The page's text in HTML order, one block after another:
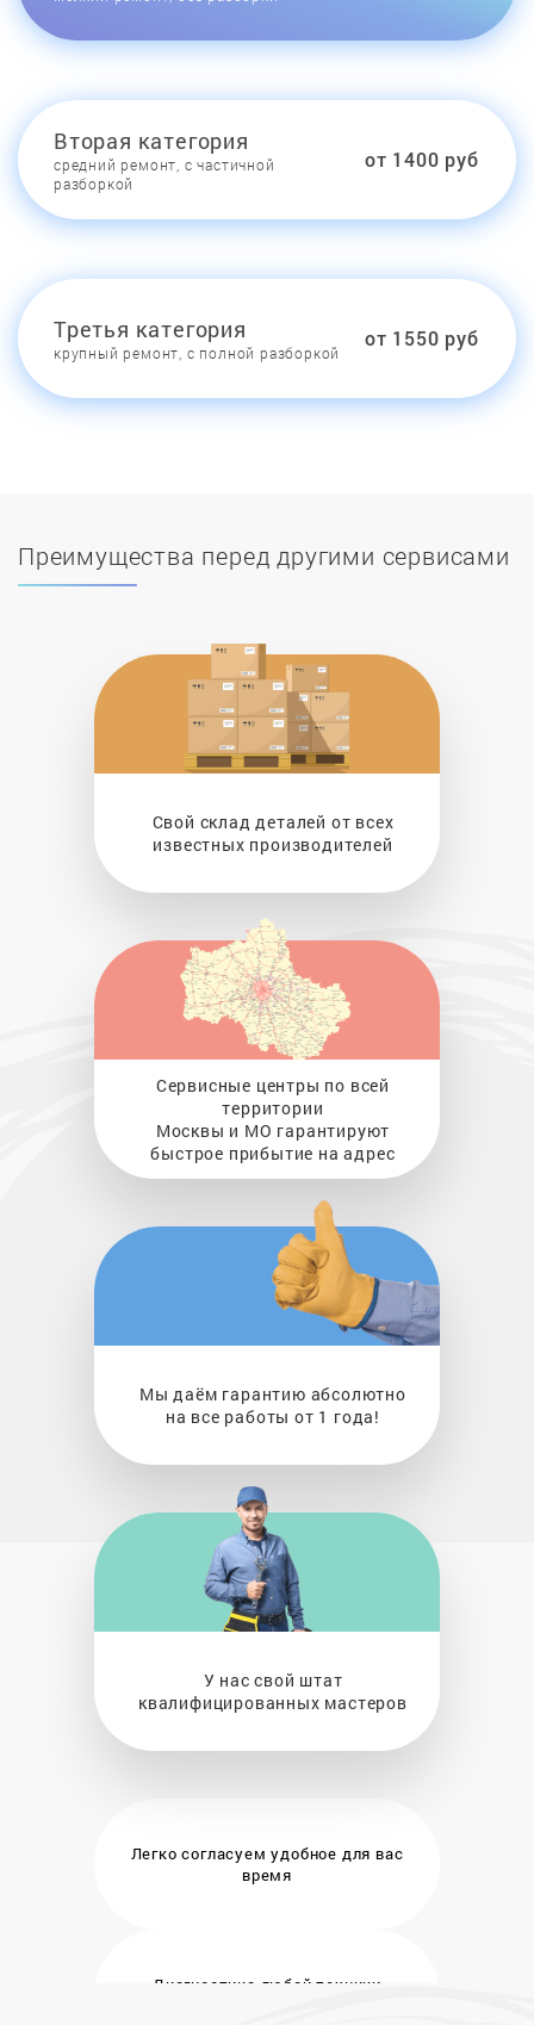
Вторая категория
средний ремонт, с частичной
разборкой
от 1400 руб
Третья категория
крупный ремонт, с полной разборкой
от 1550 руб
Преимущества перед другими сервисами
Свой склад деталей от всех
известных производителей
Сервисные центры по всей
территории
Москвы и МО гарантируют
быстрое прибытие на адрес
Мы даём гарантию абсолютно
на все работы от 1 года!
У нас свой штат
квалифицированных мастеров
Легко согласуем удобное для вас
время
Диагностика любой техники